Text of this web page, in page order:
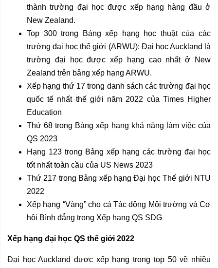
thành trường đại học được xếp hạng hàng đầu ở
New Zealand.
Top 300 trong Bảng xếp hạng học thuật của các
trường đại học thế giới (ARWU): Đại học Auckland là
trường đại học được xếp hạng cao nhất ở New
Zealand trên bảng xếp hạng ARWU.
Xếp hạng thứ 17 trong danh sách các trường đại học
quốc tế nhất thế giới năm 2022 của Times Higher
Education
Thứ 68 trong Bảng xếp hạng khả năng làm việc của
QS 2023
Hạng 123 trong Bảng xếp hạng các trường đại học
tốt nhất toàn cầu của US News 2023
Thứ 217 trong Bảng xếp hạng Đại học Thế giới NTU
2022
Xếp hạng “Vàng” cho cả Tác động Môi trường và Cơ
hội Bình đẳng trong Xếp hạng QS SDG
Xếp hạng đại học QS thế giới 2022
Đại học Auckland được xếp hạng trong top 50 về nhiều